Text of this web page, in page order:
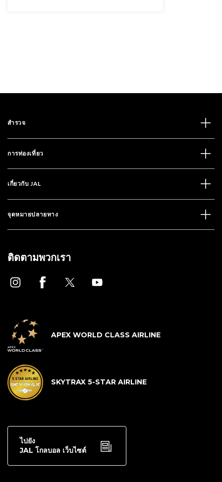
สำรวจ
การท่องเที่ยว
เกี่ยวกับ JAL
จุดหมายปลายทาง
ติดตามพวกเรา
APEX WORLD CLASS AIRLINE
SKYTRAX 5-STAR AIRLINE
ไปยัง
JAL โกลบอล เว็บไซต์